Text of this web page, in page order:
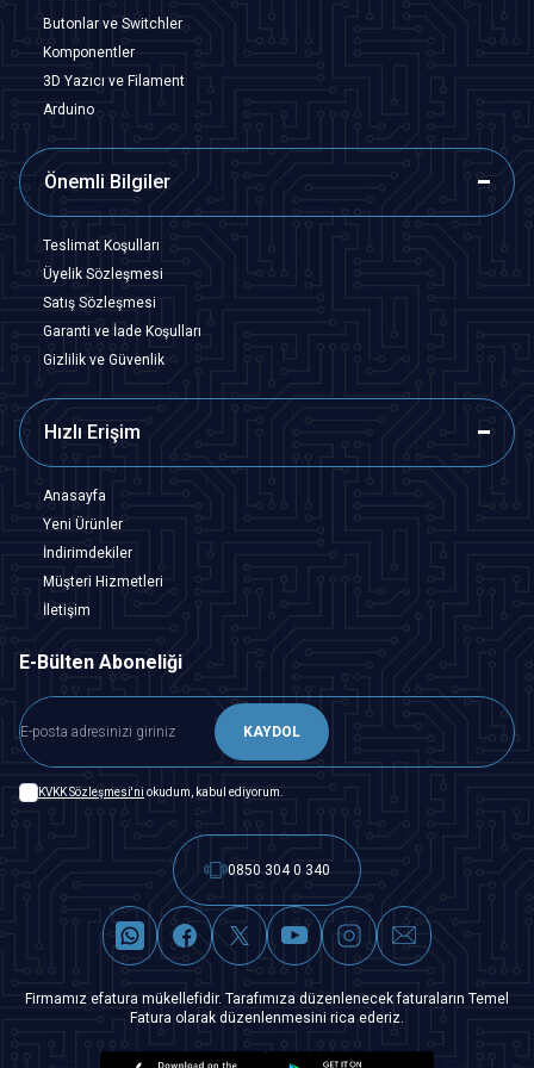
Butonlar ve Switchler
Komponentler
3D Yazıcı ve Filament
Arduino
Önemli Bilgiler
Teslimat Koşulları
Üyelik Sözleşmesi
Satış Sözleşmesi
Garanti ve İade Koşulları
Gizlilik ve Güvenlik
Hızlı Erişim
Anasayfa
Yeni Ürünler
İndirimdekiler
Müşteri Hizmetleri
İletişim
E-Bülten Aboneliği
KAYDOL
KVKK Sözleşmesi'ni okudum, kabul ediyorum.
0850 304 0 340
Firmamız efatura mükellefidir. Tarafımıza düzenlenecek faturaların Temel
Fatura olarak düzenlenmesini rica ederiz.